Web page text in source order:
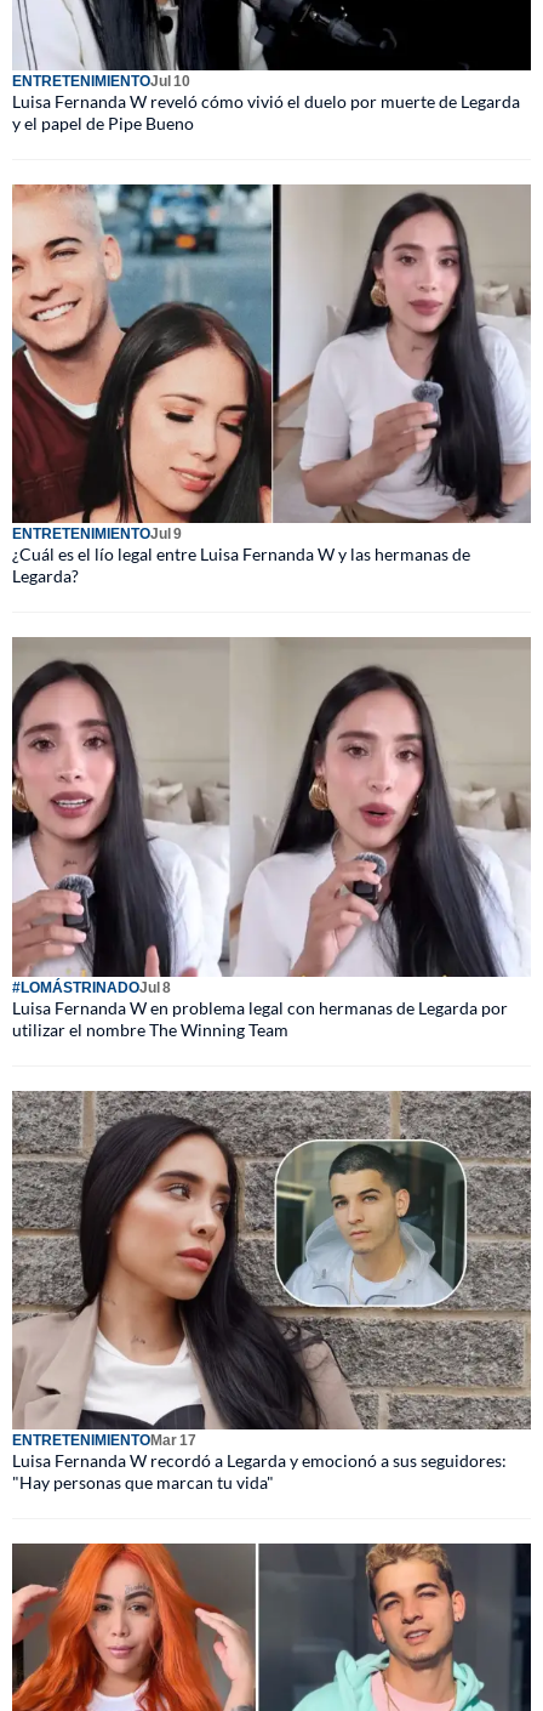
ENTRETENIMIENTOJul 10
Luisa Fernanda W reveló cómo vivió el duelo por muerte de Legarda
y el papel de Pipe Bueno
ENTRETENIMIENTOJul 9
¿Cuál es el lío legal entre Luisa Fernanda W y las hermanas de
Legarda?
#LOMÁSTRINADOJul 8
Luisa Fernanda W en problema legal con hermanas de Legarda por
utilizar el nombre The Winning Team
ENTRETENIMIENTOMar 17
Luisa Fernanda W recordó a Legarda y emocionó a sus seguidores:
"Hay personas que marcan tu vida"